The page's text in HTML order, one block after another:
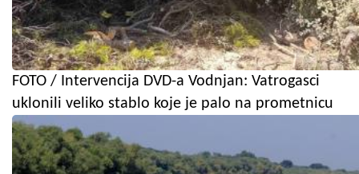
FOTO / Intervencija DVD-a Vodnjan: Vatrogasci
uklonili veliko stablo koje je palo na prometnicu